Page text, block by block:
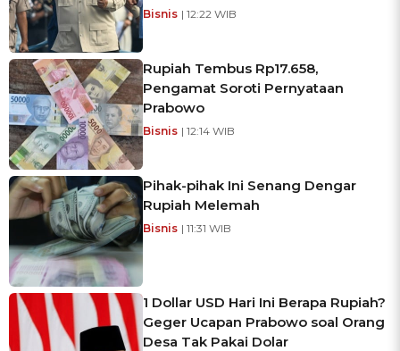
Bisnis | 12:22 WIB
Rupiah Tembus Rp17.658,
Pengamat Soroti Pernyataan
Prabowo
Bisnis | 12:14 WIB
Pihak-pihak Ini Senang Dengar
Rupiah Melemah
Bisnis | 11:31 WIB
1 Dollar USD Hari Ini Berapa Rupiah?
Geger Ucapan Prabowo soal Orang
Desa Tak Pakai Dolar